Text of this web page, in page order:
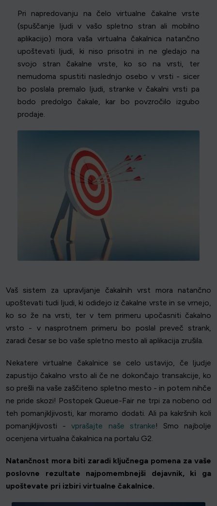
Pri napredovanju na čelo virtualne čakalne vrste
(spuščanje ljudi v vašo spletno stran ali mobilno
aplikacijo) mora vaša virtualna čakalnica natančno
upoštevati ljudi, ki niso prisotni in ne gledajo na
svojo stran čakalne vrste, ko so na vrsti, ter
nemudoma spustiti naslednjo osebo v vrsti - sicer
bo poslala premalo ljudi, stranke v čakalni vrsti pa
bodo predolgo čakale, kar bo povzročilo izgubo
prodaje.
Vaš sistem za upravljanje čakalnih vrst mora natančno
upoštevati tudi ljudi, ki odidejo iz čakalne vrste in se vrnejo,
ko so že na vrsti, ter v tem primeru upočasniti čakalno
vrsto - v nasprotnem primeru bo poslal preveč strank,
zaradi česar se bo vaše spletno mesto ali aplikacija zrušila.
Nekatere virtualne čakalnice se celo ustavijo, če ljudje
zapustijo čakalno vrsto ali če ne dokončajo transakcije, ko
so prešli na vaše zaščiteno spletno mesto - in potem nihče
ne pride skozi! Postopek Queue-Fair ne trpi za nobeno od
teh pomanjkljivosti, kar moramo dodati. Ali pa kakršnih koli
pomanjkljivosti -vprašajte naše stranke! Smo najbolje
ocenjena virtualna čakalnica na portalu G2.
Natančnost mora biti zaradi ključnega pomena za vaše
poslovne rezultate najpomembnejši dejavnik, ki ga
upoštevate pri izbiri virtualne čakalnice.